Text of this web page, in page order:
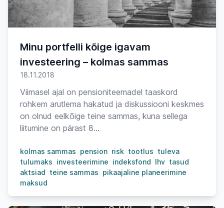
Minu portfelli kõige igavam
investeering – kolmas sammas
18.11.2018
Viimasel ajal on pensioniteemadel taaskord
rohkem arutlema hakatud ja diskussiooni keskmes
on olnud eelkõige teine sammas, kuna sellega
liitumine on pärast 8...
kolmas sammas pension risk tootlus tuleva
tulumaks investeerimine indeksfond lhv tasud
aktsiad teine sammas pikaajaline planeerimine
maksud